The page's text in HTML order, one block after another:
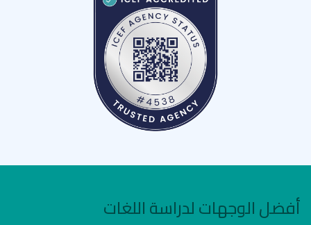
أفضل الوجهات لدراسة اللغات